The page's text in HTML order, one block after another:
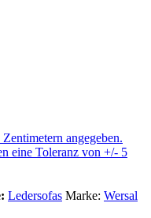
angegeben.
eine Toleranz von +/- 5
Ledersofas Marke: Wersal